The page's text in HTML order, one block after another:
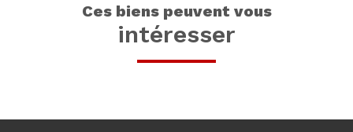
ces biens peuvent vous
intéresser